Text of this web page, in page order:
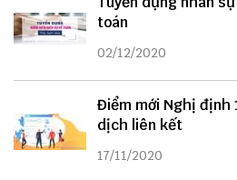
toán
02/12/2020
Điểm mới Nghị định
dịch liên kết
17/11/2020